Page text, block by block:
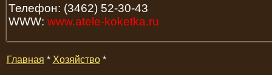
Телефон: (3462) 52-30-43
WWW: www.atele-koketka.ru
Главная * Хозяйство*